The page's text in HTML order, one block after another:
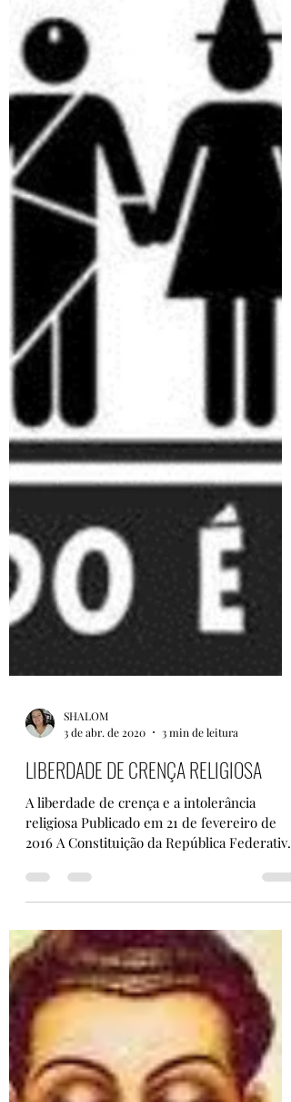
LIBERDADE DE CRENÇA RELIGIOSA
A liberdade de crença e a intolerância
religiosa Publicado em 21 de fevereiro de
2016 A Constituição da República Federativa
do Brasil...